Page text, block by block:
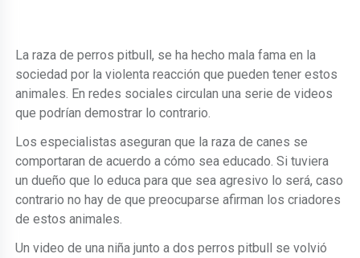
La raza de perros pitbull, se ha hecho mala fama en la
sociedad por la violenta reacción que pueden tener estos
animales. En redes sociales circulan una serie de videos
que podrían demostrar lo contrario.
Los especialistas aseguran que la raza de canes se
comportaran de acuerdo a cómo sea educado. Si tuviera
un dueño que lo educa para que sea agresivo lo será, caso
contrario no hay de que preocuparse afirman los criadores
de estos animales.
Un video de una niña junto a dos perros pitbull se volvió